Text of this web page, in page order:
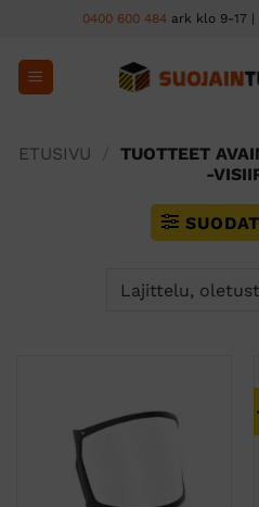
content
0400 600 484 ark klo 9-17 |
ETUSIVU
TUOTTEET
-